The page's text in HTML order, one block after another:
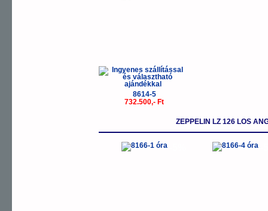
8614-5
732.500,- Ft
ZEPPELIN LZ 126 LOS